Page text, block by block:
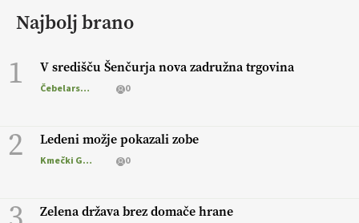
Najbolj brano
1 V središču Šenčurja nova zadružna trgovina
Čebelarstvo 0
2 Ledeni možje pokazali zobe
Kmečki Glas 0
Zelena država brez domače hrane